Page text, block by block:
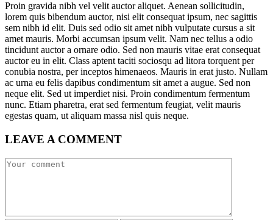
Proin gravida nibh vel velit auctor aliquet. Aenean sollicitudin,
lorem quis bibendum auctor, nisi elit consequat ipsum, nec sagittis
sem nibh id elit. Duis sed odio sit amet nibh vulputate cursus a sit
amet mauris. Morbi accumsan ipsum velit. Nam nec tellus a odio
tincidunt auctor a ornare odio. Sed non mauris vitae erat consequat
auctor eu in elit. Class aptent taciti sociosqu ad litora torquent per
conubia nostra, per inceptos himenaeos. Mauris in erat justo. Nullam
ac urna eu felis dapibus condimentum sit amet a augue. Sed non
neque elit. Sed ut imperdiet nisi. Proin condimentum fermentum
nunc. Etiam pharetra, erat sed fermentum feugiat, velit mauris
egestas quam, ut aliquam massa nisl quis neque.
LEAVE A COMMENT